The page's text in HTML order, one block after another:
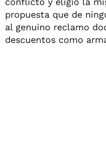
propuesta que de
al genuino reclamo
descuentos como